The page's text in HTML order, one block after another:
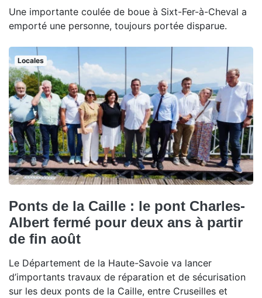
Une importante coulée de boue à Sixt-Fer-à-Cheval a
emporté une personne, toujours portée disparue.
Locales
Ponts de la Caille : le pont Charles-
Albert fermé pour deux ans à partir
de fin août
Le Département de la Haute-Savoie va lancer
d’importants travaux de réparation et de sécurisation
sur les deux ponts de la Caille, entre Cruseilles et